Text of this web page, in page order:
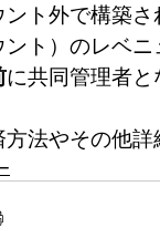
ント外で構築
ント）のレベ
に共同管理者と
方法やその他詳